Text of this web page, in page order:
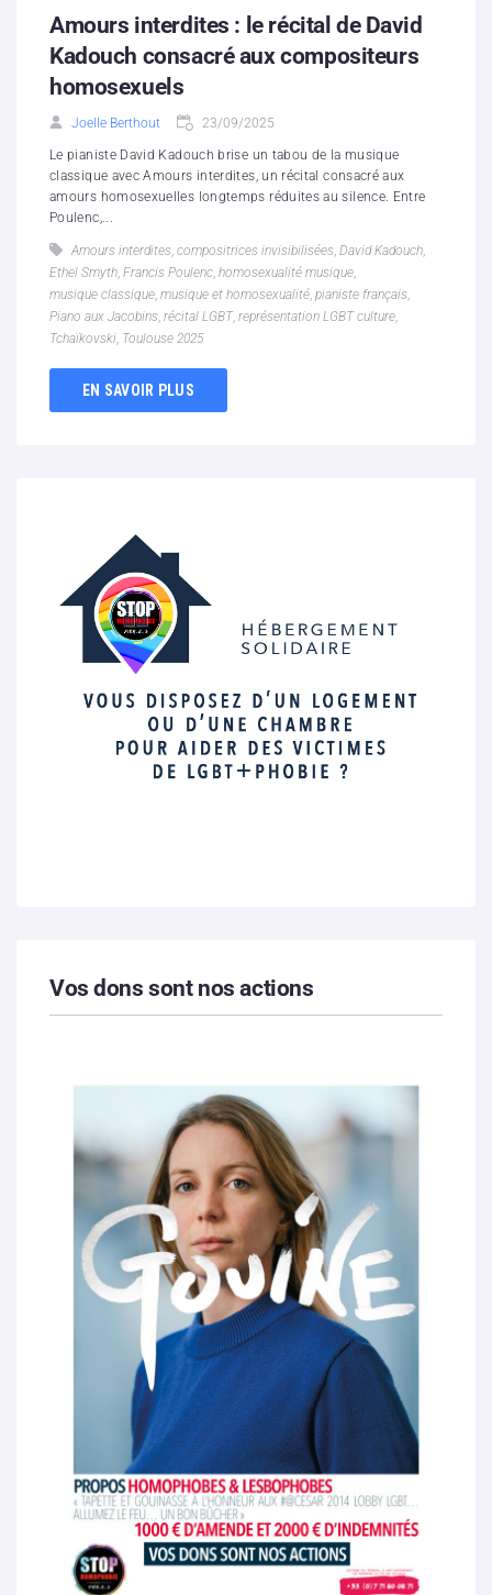
Amours interdites : le récital de David
Kadouch consacré aux compositeurs
homosexuels
Joelle Berthout 23/09/2025
Le pianiste David Kadouch brise un tabou de la musique
classique avec Amours interdites, un récital consacré aux
amours homosexuelles longtemps réduites au silence. Entre
Poulenc,...
Amours interdites, compositrices invisibilisées, David Kadouch,
Ethel Smyth, Francis Poulenc, homosexualité musique,
musique classique, musique et homosexualité, pianiste français,
Piano aux Jacobins, récital LGBT, représentation LGBT culture,
Tchaïkovski, Toulouse 2025
EN SAVOIR PLUS
Vos dons sont nos actions